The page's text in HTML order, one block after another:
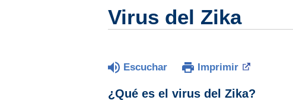
Virus del Zika
Escuchar Imprimir
¿Qué es el virus del Zika?